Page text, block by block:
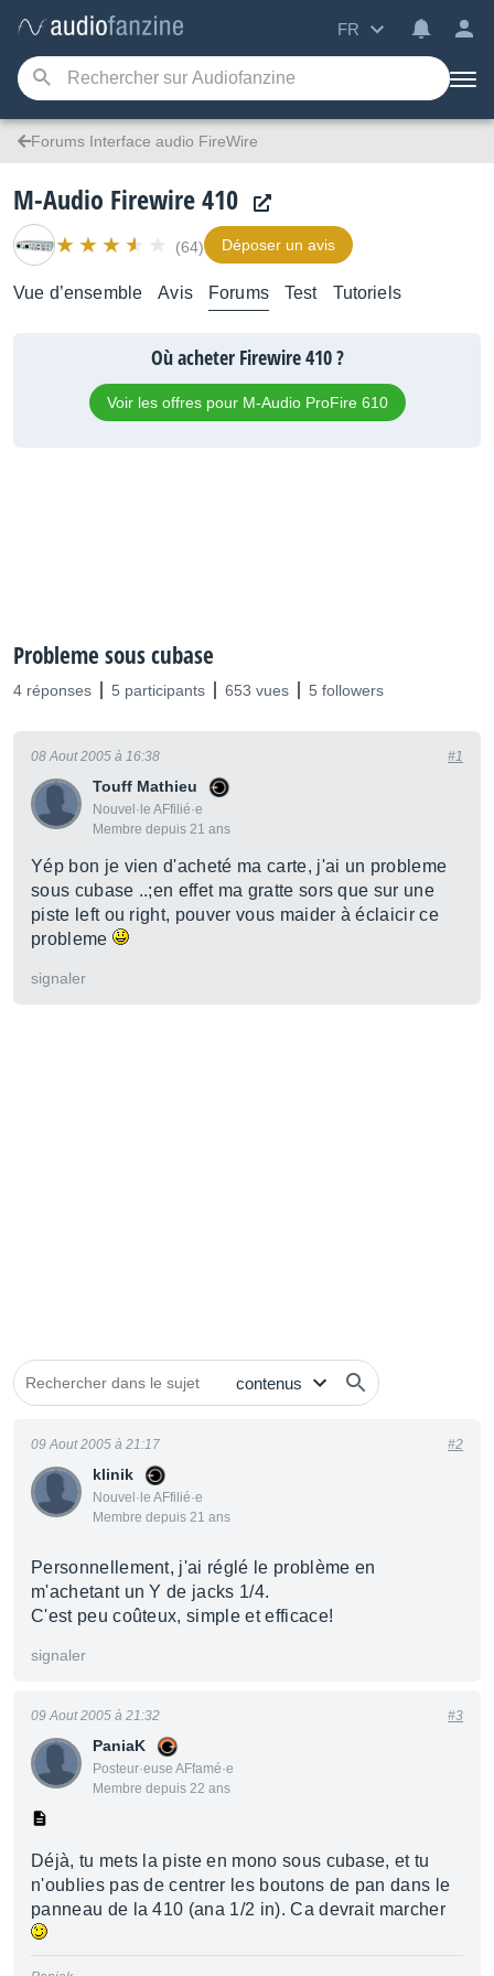
FR
Forums Interface audio FireWire
M-Audio Firewire 410
(64) Déposer un avis
Vue d’ensemble Avis Forums Test Tutoriels
Où acheter Firewire 410 ?
Voir les offres pour M-Audio ProFire 610
Probleme sous cubase
4 réponses 5 participants 653 vues 5 followers
Touff Mathieu
Nouvel·le AFfilié·e
Membre depuis 21 ans
08 Aout 2005 à 16:38 #1
Yép bon je vien d'acheté ma carte, j'ai un probleme
sous cubase ..;en effet ma gratte sors que sur une
piste left ou right, pouver vous maider à éclaicir ce
probleme
signaler
klinik
Nouvel·le AFfilié·e
Membre depuis 21 ans
09 Aout 2005 à 21:17 #2
Personnellement, j'ai réglé le problème en
m'achetant un Y de jacks 1/4.
C'est peu coûteux, simple et efficace!
signaler
PaniaK
Posteur·euse AFfamé·e
Membre depuis 22 ans
09 Aout 2005 à 21:32 #3
Déjà, tu mets la piste en mono sous cubase, et tu
n'oublies pas de centrer les boutons de pan dans le
panneau de la 410 (ana 1/2 in). Ca devrait marcher